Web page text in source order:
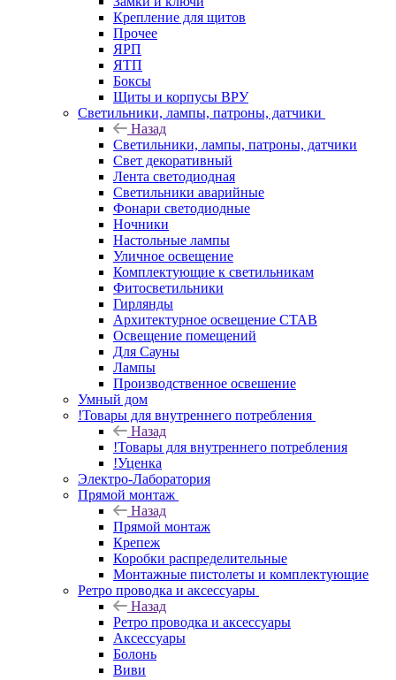
Крепление для щитов
Прочее
ЯРП
ЯТП
Боксы
Щиты и корпусы ВРУ
Светильники, лампы, патроны, датчики
Назад
Светильники, лампы, патроны, датчики
Свет декоративный
Лента светодиодная
Светильники аварийные
Фонари светодиодные
Ночники
Настольные лампы
Уличное освещение
Комплектующие к светильникам
Фитосветильники
Гирлянды
Архитектурное освещение СТАВ
Освещение помещений
Для Сауны
Лампы
Производственное освешение
Умный дом
!Товары для внутреннего потребления
Назад
!Товары для внутреннего потребления
!Уценка
Электро-Лаборатория
Прямой монтаж
Назад
Прямой монтаж
Крепеж
Коробки распределительные
Монтажные пистолеты и комплектующие
Ретро проводка и аксессуары
Назад
Ретро проводка и аксессуары
Аксессуары
Болонь
Виви